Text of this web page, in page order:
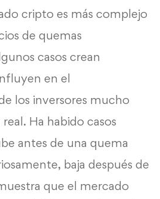
cripto es más complejo
de quemas
casos crean
en el
los inversores mucho
Ha habido casos
antes de una quema
baja después de
que el mercado